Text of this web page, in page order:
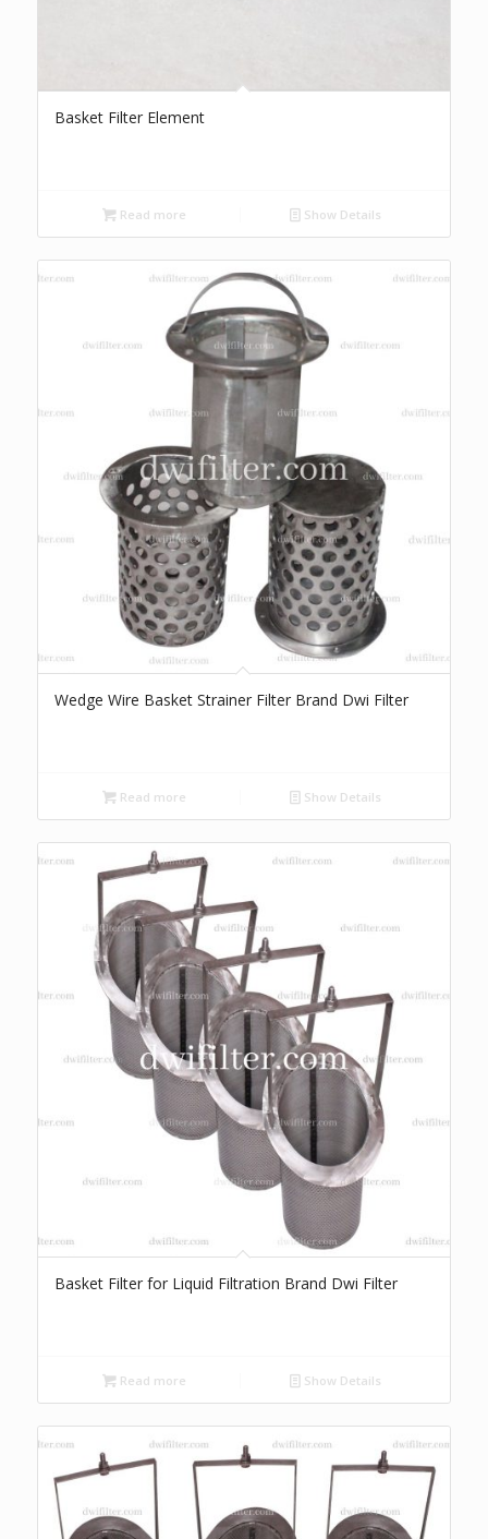
Basket Filter Element
Read more Show Details
Wedge Wire Basket Strainer Filter Brand Dwi Filter
Read more Show Details
Basket Filter for Liquid Filtration Brand Dwi Filter
Read more Show Details